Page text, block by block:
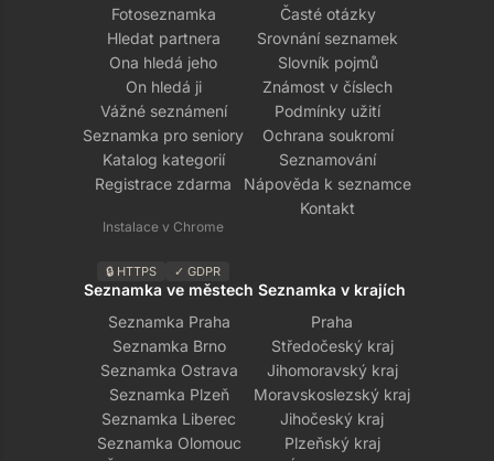
Fotoseznamka
Hledat partnera
Ona hledá jeho
On hledá ji
Vážné seznámení
Seznamka pro seniory
Katalog kategorií
Registrace zdarma
Instalace v Chrome
🔒 HTTPS ✓ GDPR
Časté otázky
Srovnání seznamek
Slovník pojmů
Známost v číslech
Podmínky užití
Ochrana soukromí
Seznamování
Nápověda k seznamce
Kontakt
Seznamka ve městech
Seznamka Praha
Seznamka Brno
Seznamka Ostrava
Seznamka Plzeň
Seznamka Liberec
Seznamka Olomouc
Seznamka v krajích
Praha
Středočeský kraj
Jihomoravský kraj
Moravskoslezský kraj
Jihočeský kraj
Plzeňský kraj